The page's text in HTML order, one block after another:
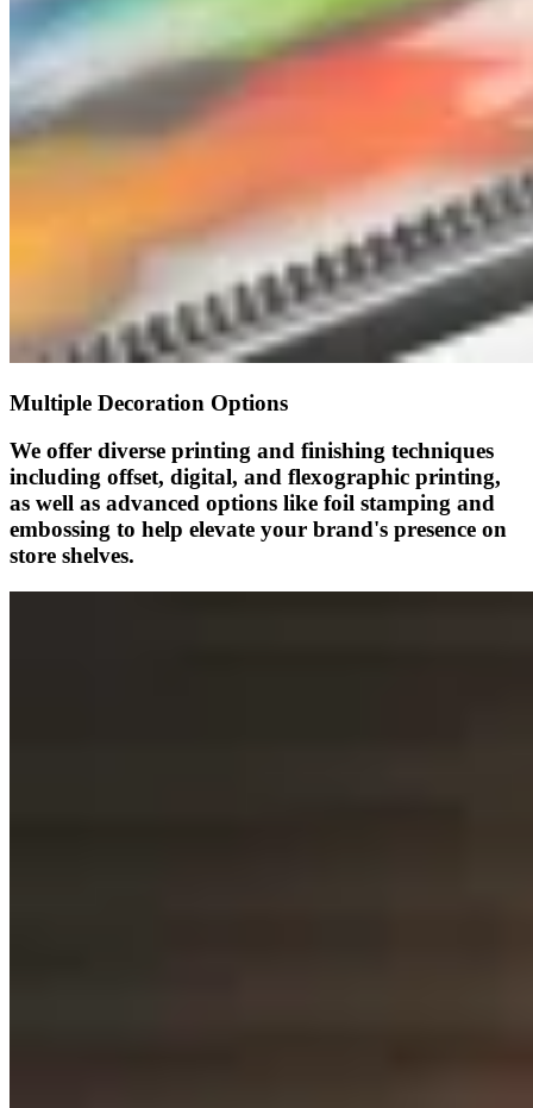
Multiple Decoration Options
We offer diverse printing and finishing techniques
including offset, digital, and flexographic printing,
as well as advanced options like foil stamping and
embossing to help elevate your brand's presence on
store shelves.